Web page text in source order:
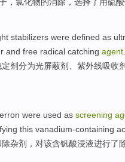
stabilizers were defined as
and free radical catching agent
定剂分为光屏蔽剂、 紫外线吸收
were used as screening
this vanadium-containing
除杂剂，对该含钒酸浸液进行了